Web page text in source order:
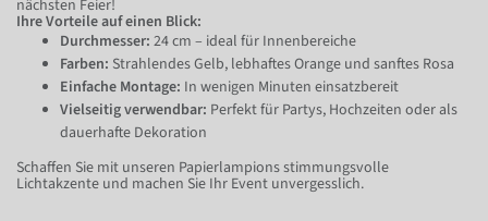
nächsten Feier!
Ihre Vorteile auf einen Blick:
Durchmesser: 24 cm – ideal für Innenbereiche
Farben: Strahlendes Gelb, lebhaftes Orange und sanftes Rosa
Einfache Montage: In wenigen Minuten einsatzbereit
Vielseitig verwendbar: Perfekt für Partys, Hochzeiten oder als
dauerhafte Dekoration
Schaffen Sie mit unseren Papierlampions stimmungsvolle
Lichtakzente und machen Sie Ihr Event unvergesslich.